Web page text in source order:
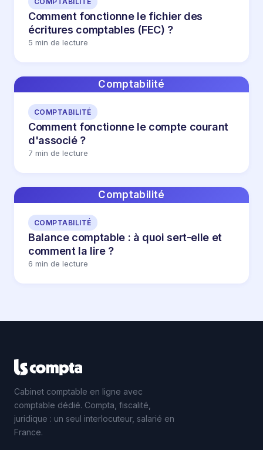
Comment fonctionne le fichier des
écritures comptables (FEC) ?
5 min de lecture
Comptabilité
COMPTABILITÉ
Comment fonctionne le compte courant
d'associé ?
7 min de lecture
Comptabilité
COMPTABILITÉ
Balance comptable : à quoi sert-elle et
comment la lire ?
6 min de lecture
Cabinet comptable en ligne avec
comptable dédié. Compta, fiscalité,
juridique : un seul interlocuteur, salarié en
France.